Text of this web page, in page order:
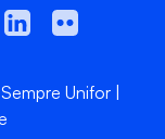
Sempre Unifor